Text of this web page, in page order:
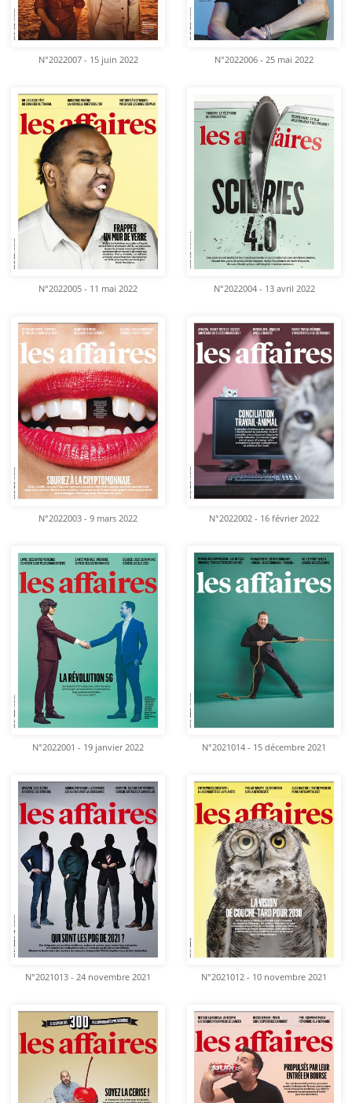
N°2022007 - 15 juin 2022 N°2022006 - 25 mai 2022
N°2022005 - 11 mai 2022 N°2022004 - 13 avril 2022
N°2022003 - 9 mars 2022 N°2022002 - 16 février 2022
N°2022001 - 19 janvier 2022 N°2021014 - 15 décembre 2021
N°2021013 - 24 novembre 2021 N°2021012 - 10 novembre 2021